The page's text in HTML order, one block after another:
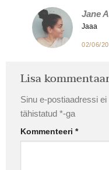
Jane
Jaaa
02/06/
Lisa
Sinu e-postiaadressi ei
tähistatud *-ga
Kommenteeri *